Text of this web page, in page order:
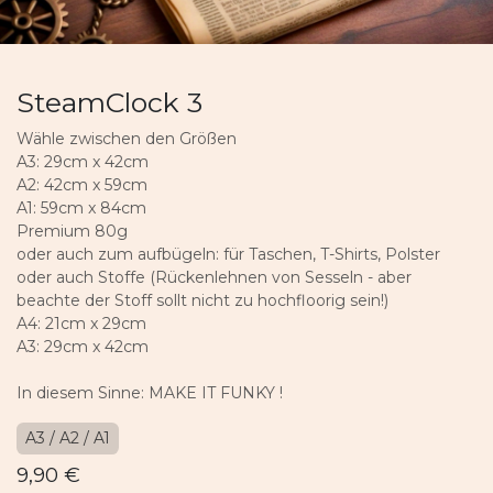
SteamClock 3
Wähle zwischen den Größen
A3: 29cm x 42cm
A2: 42cm x 59cm
A1: 59cm x 84cm
Premium 80g
oder auch zum aufbügeln: für Taschen, T-Shirts, Polster
oder auch Stoffe (Rückenlehnen von Sesseln - aber
beachte der Stoff sollt nicht zu hochfloorig sein!)
A4: 21cm x 29cm
A3: 29cm x 42cm
In diesem Sinne: MAKE IT FUNKY !
A3 / A2 / A1
9,90 €